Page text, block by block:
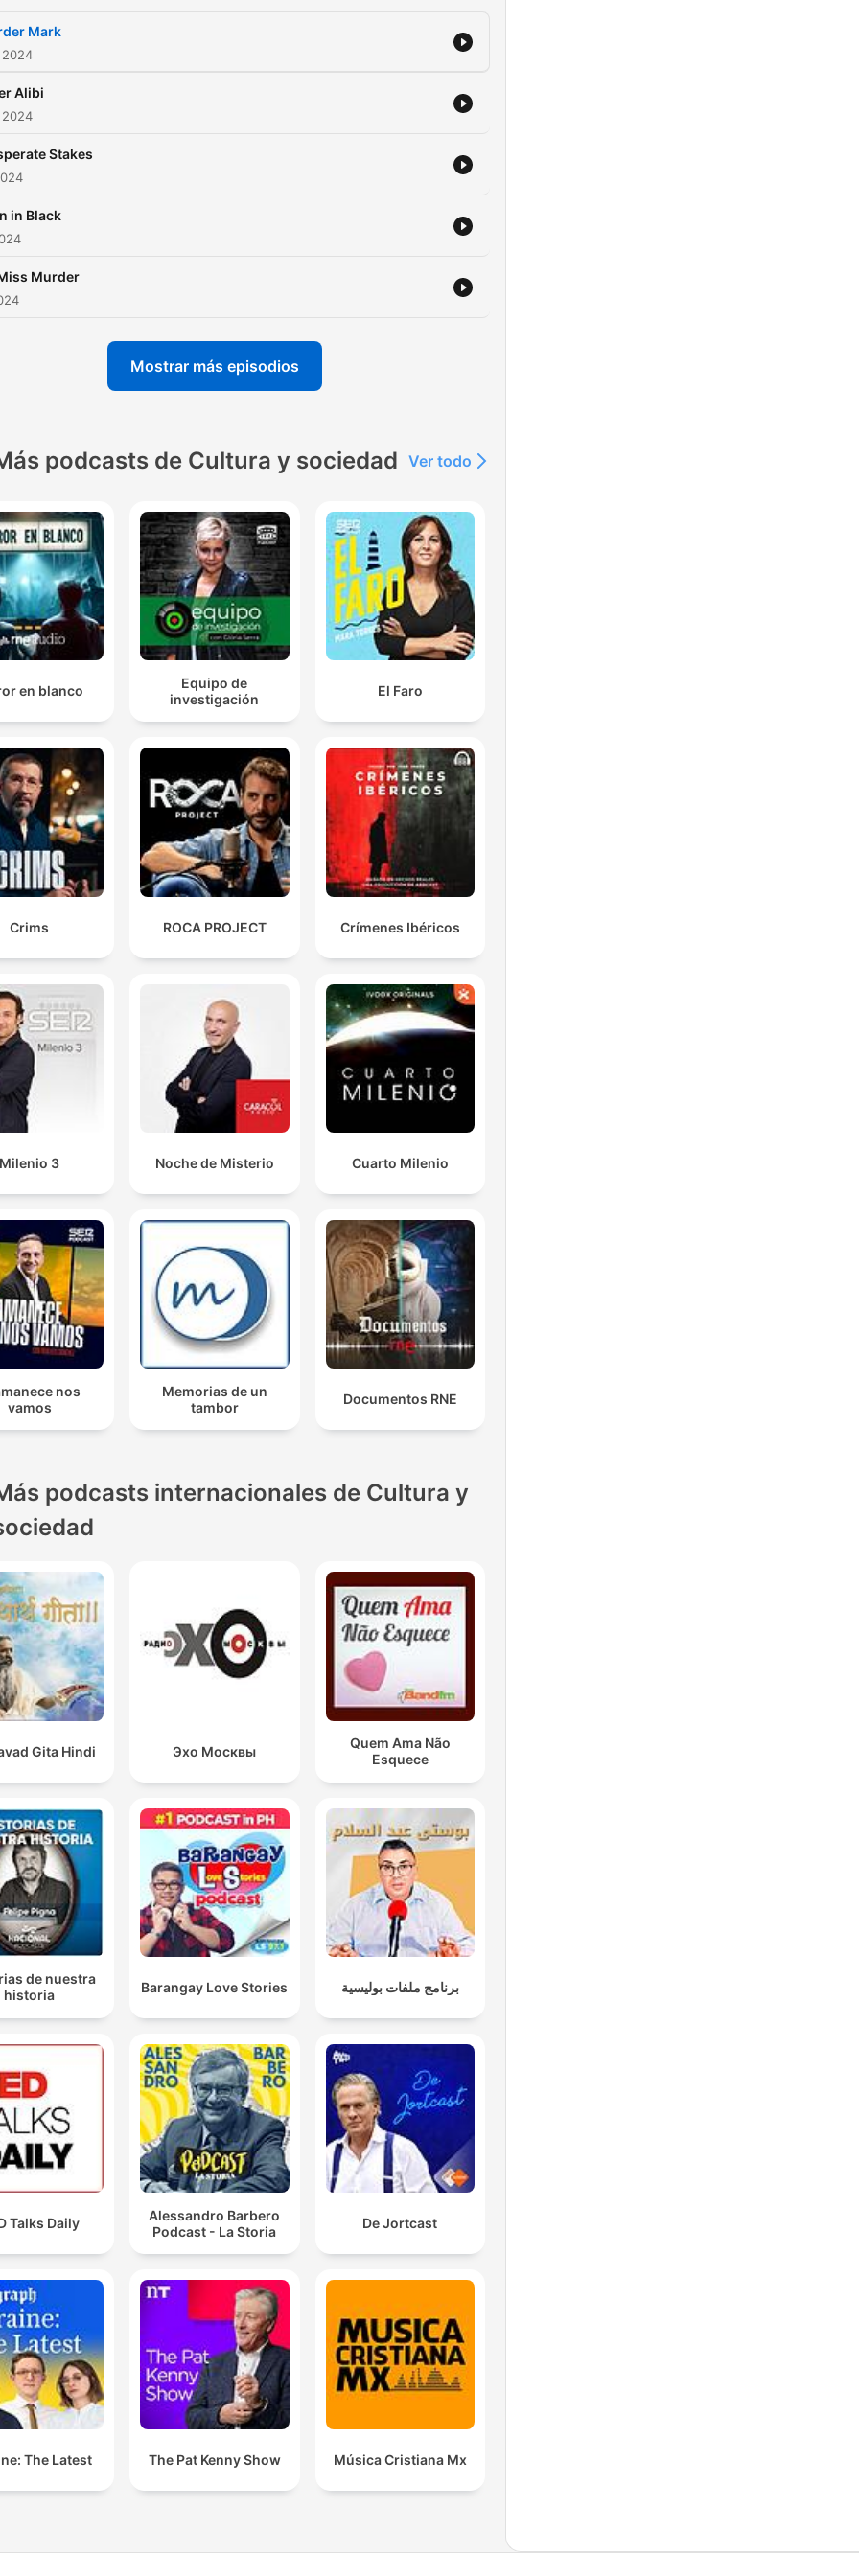
Mark
Alibi
Stakes
in Black
Murder
Mostrar más episodios
podcasts de Cultura y sociedad Ver todo
en blanco
Equipo de
investigación
El Faro
Crims ROCA PROJECT Crímenes Ibéricos
Milenio 3 Noche de Misterio Cuarto Milenio
nos
vamos
Memorias de un
tambor
Documentos RNE
podcasts internacionales de Cultura y
Gita Hindi Эхо Москвы
Quem Ama Não
Esquece
de nuestra
historia
Barangay Love Stories برنامج ملفات بوليسية
Talks Daily
Alessandro Barbero
Podcast - La Storia
De Jortcast
The Latest The Pat Kenny Show Música Cristiana Mx